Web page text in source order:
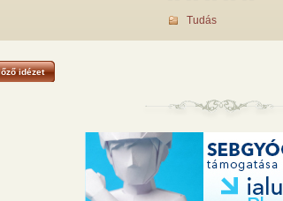
Tudás
idézet